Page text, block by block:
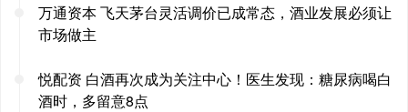
万通资本 飞天茅台灵活调价已成常态，酒业发展必须让
市场做主
悦配资 白酒再次成为关注中心！医生发现：糖尿病喝白
酒时，多留意8点